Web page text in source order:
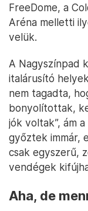
FreeDome, a
Aréna melletti
velük.
A Nagyszínpad
italárusító
nem tagadta,
bonyolítottak,
jók voltak”, ám
győztek immár,
csak egyszerű,
vendégek
Aha, de